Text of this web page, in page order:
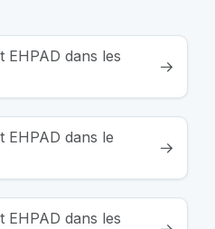
EHPAD dans les
EHPAD dans le
EHPAD dans les